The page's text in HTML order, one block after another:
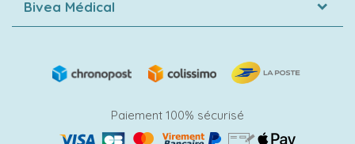
Bivea Médical
Paiement 100% sécurisé